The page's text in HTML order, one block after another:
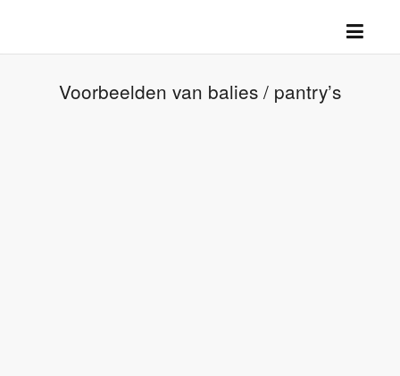
Voorbeelden van balies / pantry’s